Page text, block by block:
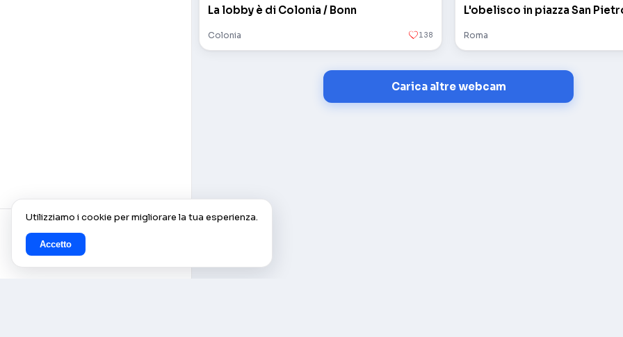
La lobby è di Colonia / Bonn
Colonia 138 Roma
Carica altre webcam
Utilizziamo i cookie per migliorare la tua esperienza.
Accetto